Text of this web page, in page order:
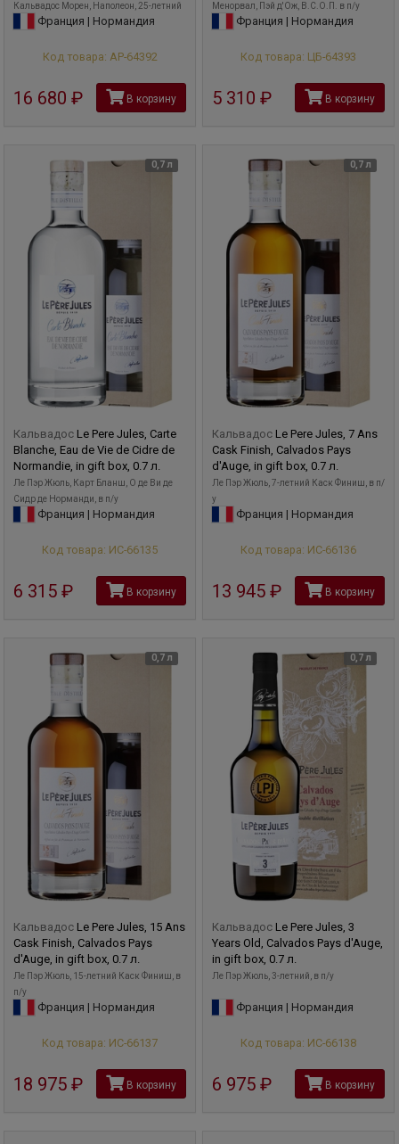
Кальвадос Морен, Наполеон, 25-летний
Франция | Нормандия
Код товара: АР-64392
16 680 рубВ корзину
Менорвал, Пэй д'Ож, В.С.О.П. в п/у
Франция | Нормандия
Код товара: ЦБ-64393
5 310 руб В корзину
0,7 л
Кальвадос Le Pere Jules, Carte
Blanche, Eau de Vie de Cidre de
Normandie, in gift box, 0.7 л.
Ле Пэр Жюль, Карт Бланш, О де Ви де
Сидр де Норманди, в п/у
Франция | Нормандия
Код товара: ИС-66135
6 315 руб В корзину
0,7 л
Кальвадос Le Pere Jules, 7 Ans
Cask Finish, Calvados Pays
d'Auge, in gift box, 0.7 л.
Ле Пэр Жюль, 7-летний Каск Финиш, в п/
у
Франция | Нормандия
Код товара: ИС-66136
13 945 рубВ корзину
0,7 л
Кальвадос Le Pere Jules, 15 Ans
Cask Finish, Calvados Pays
d'Auge, in gift box, 0.7 л.
Ле Пэр Жюль, 15-летний Каск Финиш, в
п/у
Франция | Нормандия
Код товара: ИС-66137
18 975 рубВ корзину
0,7 л
Кальвадос Le Pere Jules, 3
Years Old, Calvados Pays d'Auge,
in gift box, 0.7 л.
Ле Пэр Жюль, 3-летний, в п/у
Франция | Нормандия
Код товара: ИС-66138
6 975 руб В корзину